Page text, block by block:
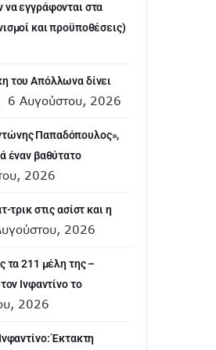
εγγράφονται στα
και προϋποθέσεις)
του Απόλλωνα δίνει
6 Αυγούστου, 2026
Παπαδόπουλος»,
έναν βαθύτατο
2026
τρικ στις ασίστ και η
2026
τα 211 μέλη της –
Ινφαντίνο το
2026
Έκτακτη